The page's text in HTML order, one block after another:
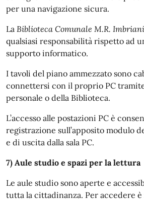
per una navigazione sicura.
La Biblioteca Comunale M.R. Imbriani
qualsiasi responsabilità rispetto ad
supporto informatico.
I tavoli del piano ammezzato sono
connettersi con il proprio PC
personale o della Biblioteca.
L’accesso alle postazioni PC è
registrazione sull’apposito modulo
e di uscita dalla sala PC.
7) Aule studio e spazi per la lettura
Le aule studio sono aperte e
tutta la cittadinanza. Per accedere è